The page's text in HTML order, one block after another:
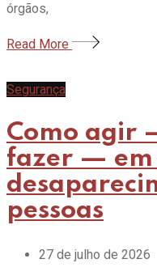
órgãos,
Read More
Segurança
Como agir
fazer — em
pessoas
27 de julho de 2026